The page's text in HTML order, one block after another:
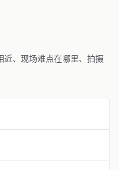
近、现场难点在哪里、拍摄